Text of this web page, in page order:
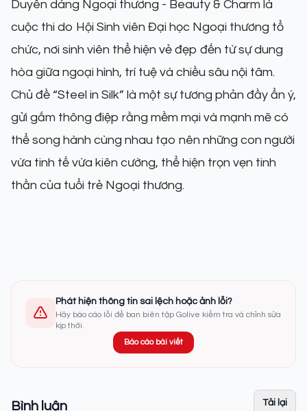
Duyên dáng Ngoại thương - Beauty & Charm là
cuộc thi do Hội Sinh viên Đại học Ngoại thương tổ
chức, nơi sinh viên thể hiện vẻ đẹp đến từ sự dung
hòa giữa ngoại hình, trí tuệ và chiều sâu nội tâm.
Chủ đề “Steel in Silk” là một sự tương phản đầy ẩn ý,
gửi gắm thông điệp rằng mềm mại và mạnh mẽ có
thể song hành cùng nhau tạo nên những con người
vừa tinh tế vừa kiên cường, thể hiện trọn vẹn tinh
thần của tuổi trẻ Ngoại thương.
Phát hiện thông tin sai lệch hoặc ảnh lỗi?
Hãy báo cáo lỗi để ban biên tập Golive kiểm tra và chỉnh sửa
kịp thời.
Báo cáo bài viết
Bình luận Tải lại